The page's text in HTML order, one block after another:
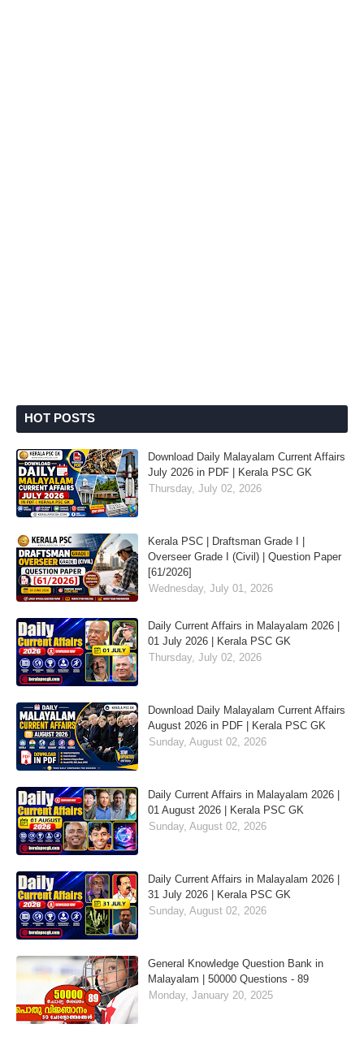
HOT POSTS
Download Daily Malayalam Current Affairs
July 2026 in PDF | Kerala PSC GK
Thursday, July 02, 2026
Kerala PSC | Draftsman Grade I |
Overseer Grade I (Civil) | Question Paper
[61/2026]
Wednesday, July 01, 2026
Daily Current Affairs in Malayalam 2026 |
01 July 2026 | Kerala PSC GK
Thursday, July 02, 2026
Download Daily Malayalam Current Affairs
August 2026 in PDF | Kerala PSC GK
Sunday, August 02, 2026
Daily Current Affairs in Malayalam 2026 |
01 August 2026 | Kerala PSC GK
Sunday, August 02, 2026
Daily Current Affairs in Malayalam 2026 |
31 July 2026 | Kerala PSC GK
Sunday, August 02, 2026
General Knowledge Question Bank in
Malayalam | 50000 Questions - 89
Monday, January 20, 2025